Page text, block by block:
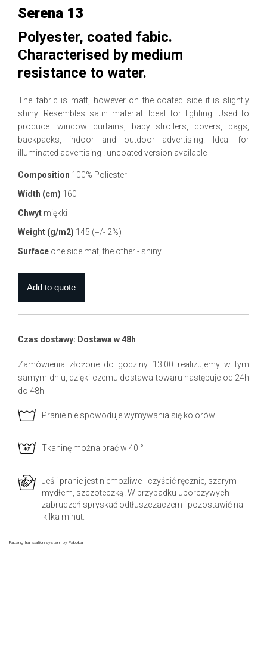
Serena 13
Polyester, coated fabic.
Characterised by medium
resistance to water.
The fabric is matt, however on the coated side it is slightly
shiny. Resembles satin material. Ideal for lighting. Used to
produce: window curtains, baby strollers, covers, bags,
backpacks, indoor and outdoor advertising. Ideal for
illuminated advertising ! uncoated version available
Composition 100% Poliester
Width (cm) 160
Chwyt miękki
Weight (g/m2) 145 (+/- 2%)
Surface one side mat, the other - shiny
Czas dostawy: Dostawa w 48h
Zamówienia złożone do godziny 13.00 realizujemy w tym
samym dniu, dzięki czemu dostawa towaru następuje od 24h
do 48h
Pranie nie spowoduje wymywania się kolorów
Tkaninę można prać w 40 °
Jeśli pranie jest niemożliwe - czyścić ręcznie, szarym
mydłem, szczoteczką. W przypadku uporczywych
zabrudzeń spryskać odtłuszczaczem i pozostawić na
kilka minut.
FaLang translation system by Faboba